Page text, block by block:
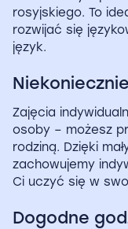
rosyjskiego. To
rozwijać się
język.
Zajęcia
osoby – możesz
rodziną. Dzięki
zachowujemy
Ci uczyć się w
Dogodne